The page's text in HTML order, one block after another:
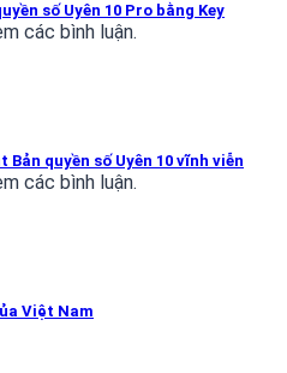
số Uyên 10 Pro bằng Key
các bình luận.
quyền số Uyên 10 vĩnh viễn
các bình luận.
Việt Nam